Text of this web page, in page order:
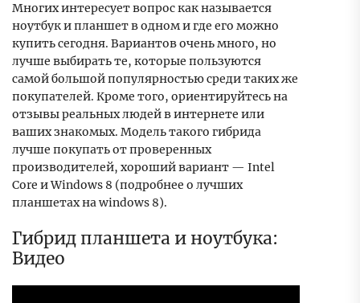
Многих интересует вопрос как называется
ноутбук и планшет в одном и где его можно
купить сегодня. Вариантов очень много, но
лучше выбирать те, которые пользуются
самой большой популярностью среди таких же
покупателей. Кроме того, ориентируйтесь на
отзывы реальных людей в интернете или
ваших знакомых. Модель такого гибрида
лучше покупать от проверенных
производителей, хороший вариант — Intel
Core и Windows 8 (подробнее о лучших
планшетах на windows 8).
Гибрид планшета и ноутбука:
Видео